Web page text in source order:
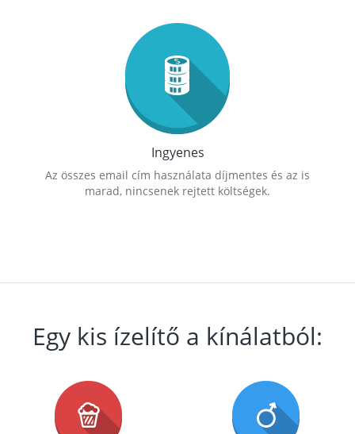
Ingyenes
Az összes email cím használata díjmentes és az is
marad, nincsenek rejtett költségek.
Egy kis ízelítő a kínálatból: